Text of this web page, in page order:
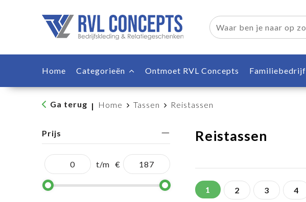
Home Categorieën Ontmoet RVL Concepts Familiebedrijf
Ga terug | Home Tassen Reistassen
Prijs
t/m €
Reistassen
1 2 3 4